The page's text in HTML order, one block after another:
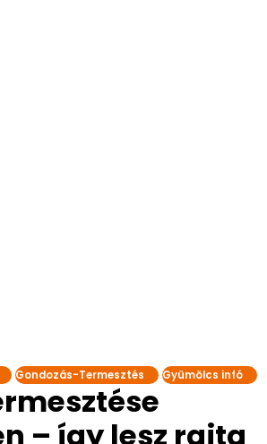
Gondozás-Termesztés Gyümölcs infó
– így lesz rajta